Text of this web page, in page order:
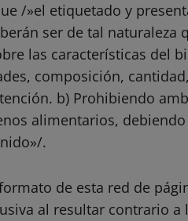
/»el etiquetado y
ser de tal
las características del
composición,
b) Prohibiendo
alimentarios,
.
de esta red de
al resultar contrario a